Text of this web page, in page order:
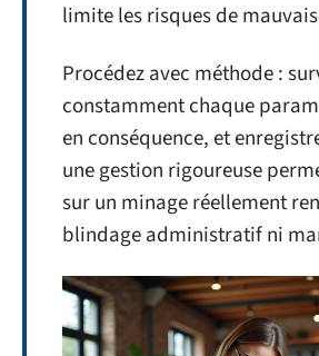
limite les risques de
Procédez avec méthode :
constamment chaque
en conséquence, et
une gestion rigoureuse
sur un minage réellement
blindage administratif ni